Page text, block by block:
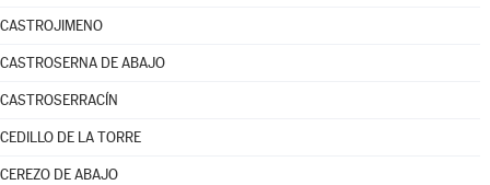
CASTROJIMENO
CASTROSERNA DE ABAJO
CASTROSERRACÍN
CEDILLO DE LA TORRE
CEREZO DE ABAJO